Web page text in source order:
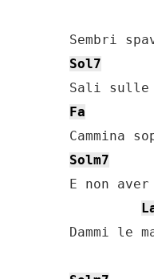
Sol7
Fa
Solm7
E non
Dammi le